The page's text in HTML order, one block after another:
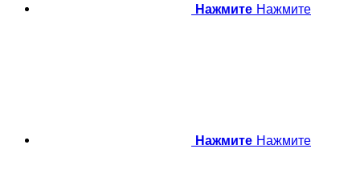
Нажмите Нажмите
Нажмите Нажмите